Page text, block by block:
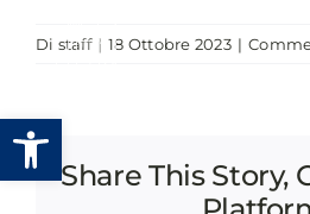
Apri la barra degli strumenti
Di staff | 18 Ottobre 2023 |
Share This Story,